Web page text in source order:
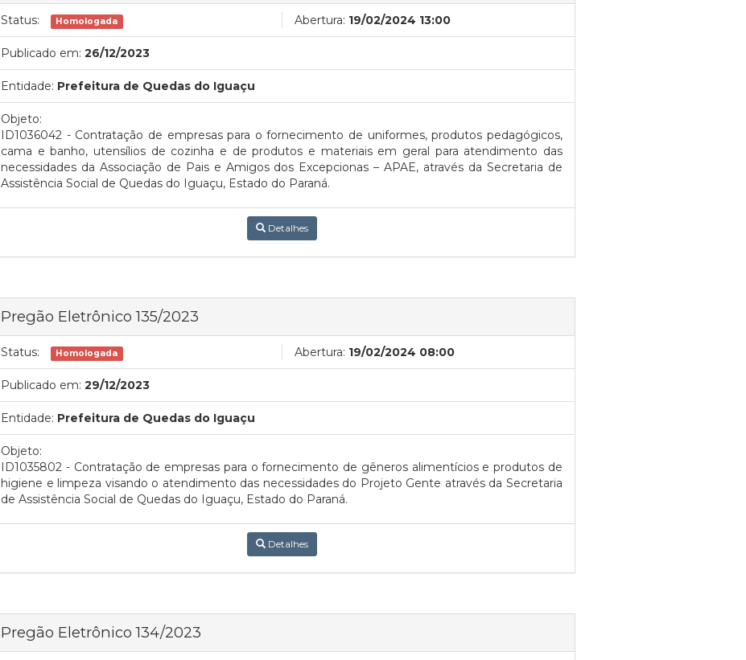
Status: Homologada Abertura: 19/02/2024 13:00
Publicado em: 26/12/2023
Entidade: Prefeitura de Quedas do Iguaçu
Objeto:
ID1036042 - Contratação de empresas para o fornecimento de uniformes, produtos pedagógicos,
cama e banho, utensílios de cozinha e de produtos e materiais em geral para atendimento das
necessidades da Associação de Pais e Amigos dos Excepcionas – APAE, através da Secretaria de
Assistência Social de Quedas do Iguaçu, Estado do Paraná.
Detalhes
Pregão Eletrônico 135/2023
Status: Homologada Abertura: 19/02/2024 08:00
Publicado em: 29/12/2023
Entidade: Prefeitura de Quedas do Iguaçu
Objeto:
ID1035802 - Contratação de empresas para o fornecimento de gêneros alimentícios e produtos de
higiene e limpeza visando o atendimento das necessidades do Projeto Gente através da Secretaria
de Assistência Social de Quedas do Iguaçu, Estado do Paraná.
Detalhes
Pregão Eletrônico 134/2023